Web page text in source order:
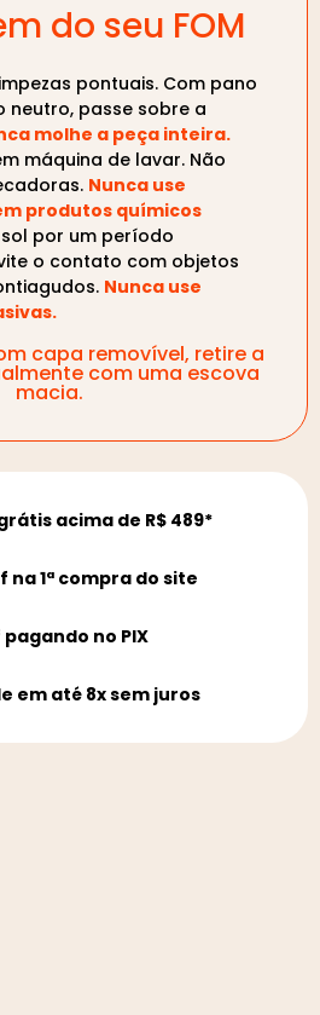
do seu FOM
pontuais. Com pano
neutro, passe sobre a
molhe a peça inteira.
máquina de lavar. Não
Nunca use
produtos químicos
por um período
o contato com objetos
Nunca use
capa removível, retire a
com uma escova
macia.
acima de R$ 489*
na 1ª compra do site
pagando no PIX
em até 8x sem juros